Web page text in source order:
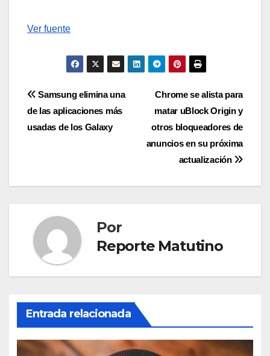
Ver fuente
Navegación
de
Chrome se alista para
matar uBlock Origin y
otros bloqueadores de
anuncios en su próxima
actualización
Samsung elimina una
de las aplicaciones más
usadas de los Galaxy
Por
Reporte Matutino
Entrada relacionada